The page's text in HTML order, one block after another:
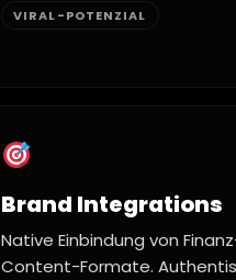
VIRAL-POTENZIAL
Brand Integrations
Native Einbindung von
Content-Formate.